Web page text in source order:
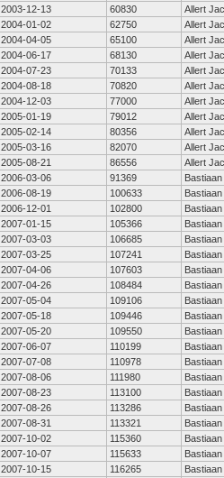
2003-12-13
60830 Allert
2004-01-02
62750 Allert
2004-04-05
65100 Allert
2004-06-17
68130 Allert
2004-07-23
70133 Allert
2004-08-18
70820 Allert
2004-12-03
77000 Allert
2005-01-19
79012 Allert
2005-02-14
80356 Allert
2005-03-16
82070 Allert
2005-08-21
86556 Allert
2006-03-06
91369
2006-08-19
100633
2006-12-01
102800
2007-01-15
105366
2007-03-03
106685
2007-03-25
107241
2007-04-06
107603
2007-04-26
108484
2007-05-04
109106
2007-05-18
109446
2007-05-20
109550
2007-06-07
110199
2007-07-08
110978
2007-08-06
111980
2007-08-23
113100
2007-08-26
113286
2007-08-31
113321
2007-10-02
115360
2007-10-07
115633
2007-10-15
116265